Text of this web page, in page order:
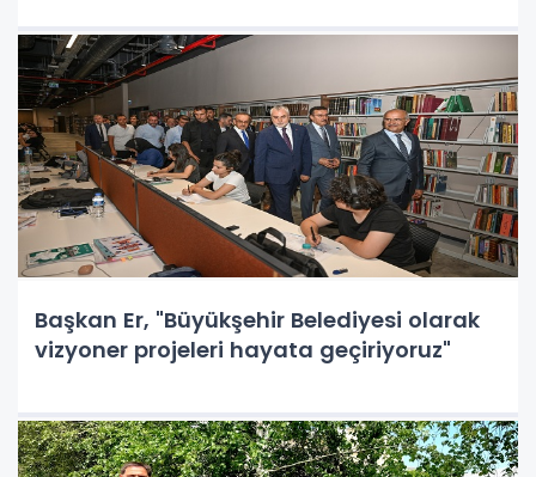
Başkan Er, "Büyükşehir Belediyesi olarak
vizyoner projeleri hayata geçiriyoruz"